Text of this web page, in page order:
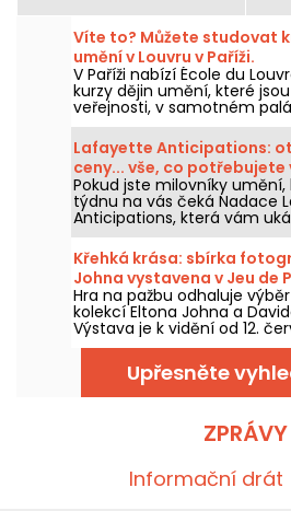
Víte to? Můžete studovat
umění v Louvru v Paříži.
V Paříži nabízí École du
kurzy dějin umění, které
veřejnosti, v samotném
rok od září do června.
pořádá bezplatné
pomůže zcela ovládnout
Lafayette Anticipations:
ceny... vše, co
současného umění
Pokud jste milovníky umění,
týdnu na vás čeká Nadace
Anticipations, která vám
prostory. Otevírací doba,
informace... máme pro vás
Křehká krása: sbírka
Johna vystavena v Jeu de
fotografie
Hra na pažbu odhaluje
kolekcí Eltona Johna a
Výstava je k vidění od 12.
2026.
Upřesněte
ZPRÁVY
Informační drát